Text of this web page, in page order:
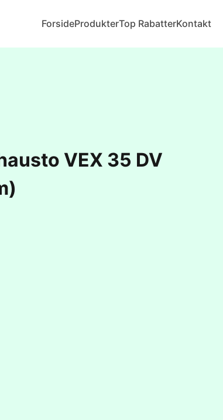
ForsideProdukterTop RabatterKontakt
VEX 35 DV